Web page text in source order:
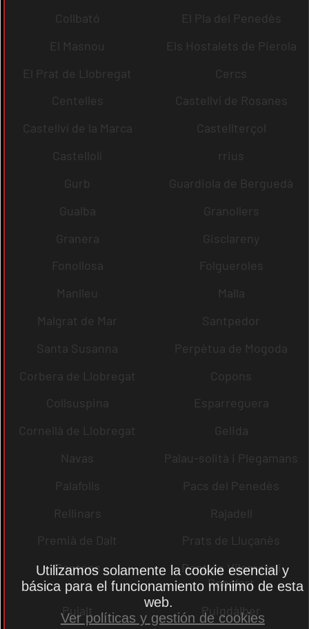
Collbató
El Pla del Penedès
El Masnou
Els Hostalets de Pierola
El Prat de Llobregat
Cercs
Centelles
Castellví de Rosanes
Castellví de la Marca
Castellterçol
Castellolí
rrius
Gurb
Guardiola de Berguedà
Gualba
Granollers
Granera
Gisclareny
Fonollosa
Folgueroles
Manlleu
Malla
Malgrat de Mar
Santpedor
Santa Susanna
Perpètua de Mogoda
Corbera de Llobregat
Copons
Collsuspina
Esparreguera
Cornellà de Llobregat
Gelida
Navas
Palau-solità i Plegamans
Palafolls
Pacs del Penedès
Rellinars
Rajadell
Premià de Dalt
Prats de Lluçanès
Pontons
Pont de Vilomara i
Rocafort
Pujalt
Puigdàlber
Utilizamos solamente la cookie esencial y
básica para el funcionamiento mínimo de esta
web.
Ver políticas y gestión de cookies